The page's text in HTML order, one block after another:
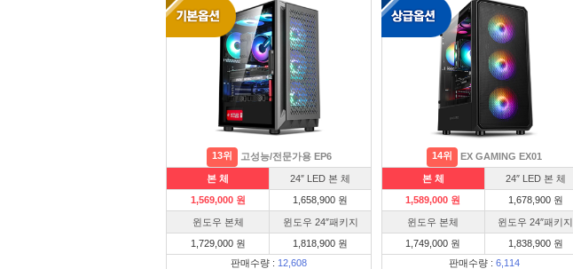
13위 고성능/전문가용 EP6
본 체
24″ LED 본 체
1,569,000 원
1,658,900 원
윈도우 본체
윈도우 24″패키지
1,729,000 원
1,818,900 원
판매수량 : 12,608
14위 EX GAMING EX01
본 체
24″ LED 본 체
1,589,000 원
1,678,900 원
윈도우 본체
윈도우 24″패키지
1,749,000 원
1,838,900 원
판매수량 : 6,114